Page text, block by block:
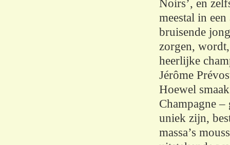
Noirs’, en
meestal in
bruisende
zorgen,
heerlijke
Jérôme
Hoewel
Champagne –
uniek zijn,
massa’s